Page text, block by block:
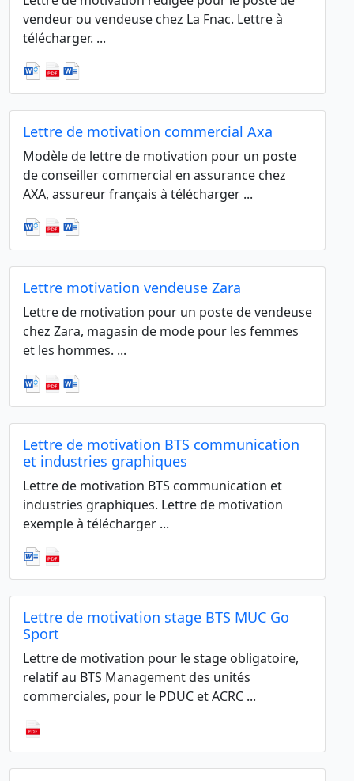
vendeur ou vendeuse chez La Fnac. Lettre à
télécharger. ...
Lettre de motivation commercial Axa
Modèle de lettre de motivation pour un poste
de conseiller commercial en assurance chez
AXA, assureur français à télécharger ...
Lettre motivation vendeuse Zara
Lettre de motivation pour un poste de vendeuse
chez Zara, magasin de mode pour les femmes
et les hommes. ...
Lettre de motivation BTS communication
et industries graphiques
Lettre de motivation BTS communication et
industries graphiques. Lettre de motivation
exemple à télécharger ...
Lettre de motivation stage BTS MUC Go
Sport
Lettre de motivation pour le stage obligatoire,
relatif au BTS Management des unités
commerciales, pour le PDUC et ACRC ...